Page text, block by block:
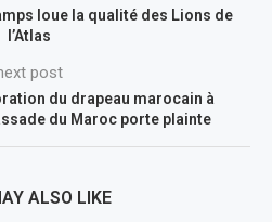
loue la qualité des Lions de
l’Atlas
post
du drapeau marocain à
du Maroc porte plainte
ALSO LIKE